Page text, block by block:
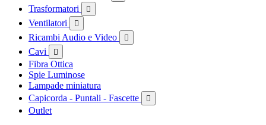
Trasformatori 
Ventilatori 
Ricambi Audio e Video 
Cavi 
Fibra Ottica
Spie Luminose
Lampade miniatura
Capicorda - Puntali - Fascette

Outlet